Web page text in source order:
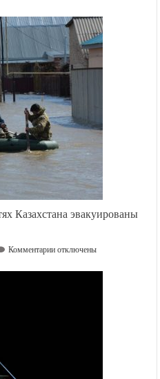
Казахстана эвакуированы
Комментариик
Из-
отключены